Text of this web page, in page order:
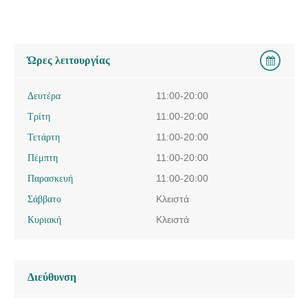
Ώρες λειτουργίας
Δευτέρα
11:00-20:00
Τρίτη
11:00-20:00
Τετάρτη
11:00-20:00
Πέμπτη
11:00-20:00
Παρασκευή
11:00-20:00
Σάββατο
Κλειστά
Κυριακή
Κλειστά
Διεύθυνση